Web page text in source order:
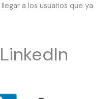
a los usuarios que ya